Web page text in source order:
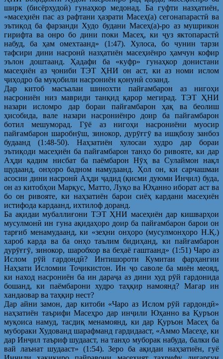
ширк (бисёрхудоӣ) гунаҳкор медонад. Ба гуфти назҳатиён,
«масеҳиён пас аз рафтани ҳазрати Масеҳ(а) сегонапарастӣ ва
эътиқод ба фарзанди Худо будани Масеҳ(а)-ро аз мушрикон
гирифта ва онро бо дини поки Масеҳ, ки ҷуз яктопарастӣ
набуд, ба ҳам омехтаанд» (1:47). Хулоса, бо чунин тарзи
тафсири дини насронӣ назҳатиён масеҳиёнро ҳамчун кофир
эълон доштаанд. Ҳадафи ба «куфр» гунаҳкор донистани
масеҳиён аз ҷониби ТЭТ ҲНИ он аст, ки аз номи ислом
ҷиҳодро ба муқобили насрониён қонунӣ созанд.
Дар китоб масъалаи шинохти пайғамбарон аз нигоҳи
насрониён низ мавриди танқид қарор мегирад. ТЭТ ҲНИ
назари исломро дар бораи пайғамбарон ҳақ ва беолиш
ҳисобида, вале назари насрониёнро доир ба пайғамбарон
ботил мешуморад. Гӯё аз нигоҳи насрониёни муосир
пайғамбарон шаробнӯш, зинокор, дурӯғгӯ ва ишқбозу занбоз
будаанд (1:48-50). Наҳзатиён хулосаи худро дар бораи
эътиқоди масеҳиён ба пайғамбарон танҳо бо ривояте, ки дар
Аҳди қадим нисбат ба паёмбарон Нӯҳ ва Сулаймон нақл
щудаанд, онҳоро бадном намудаанд. Ҳол он, ки сарчашмаи
асосии дини насронӣ Аҳди ҷадид (қисми дуюми Инҷил) буда,
он аз китобҳои Марқус, Матто, Луқо ва Юҳанно иборат аст ва
бо он ривояте, ки наҳзатиён барои сиёҳ кардани масеҳиён
истифода кардаанд, ихтилоф доранд.
Ба ақидаи мубаллиғони ТЭТ ҲНИ масеҳиён дар кишварҳои
мусулмонӣ ин гуна ақидаҳоро доир ба пайғамбарон барои он
тарғиб менамудаанд, ки «зеҳни онҳоро (мусулмонҳоро Н.Қ.)
хароб карда ва ба онҳо таълим бидиҳанд, ки пайғамбарон
дурӯғгӯ, зинокор, шаробхор ва беҳаё гаштаанд» (1:51) Чаро аз
Ислом рӯй гардондӣ? Интишороти Кумитаи фарҳангии
Наҳзати Исломии Тоҷикистон. Ин ҷо саволе ба миён меояд,
ки наход насрониён ба ин дараҷа аз дини худ рӯй гардонида
бошанд, ки паёмбарони худро таҳқир намоянд? Магар ин
хандаовар ва таҳқир нест?
Дар айни замон, дар китоби «Чаро аз Ислом рӯй гардондӣ»
наҳзатиён таърифи Масеҳро дар инҷили Юҳанно ва Қуръон
муқоиса намуд, тасдиқ менамоянд, ки дар Қуръон Масеҳ ба
мубораки Худованд шарафманд гардидааст, «Аммо Масеҳе, ки
дар Инҷил таъриф шудааст, на танҳо муборак набуда, балки ба
вай лаънат шудааст» (1:54). Зеро ба ақидаи наҳзатиён, гуё